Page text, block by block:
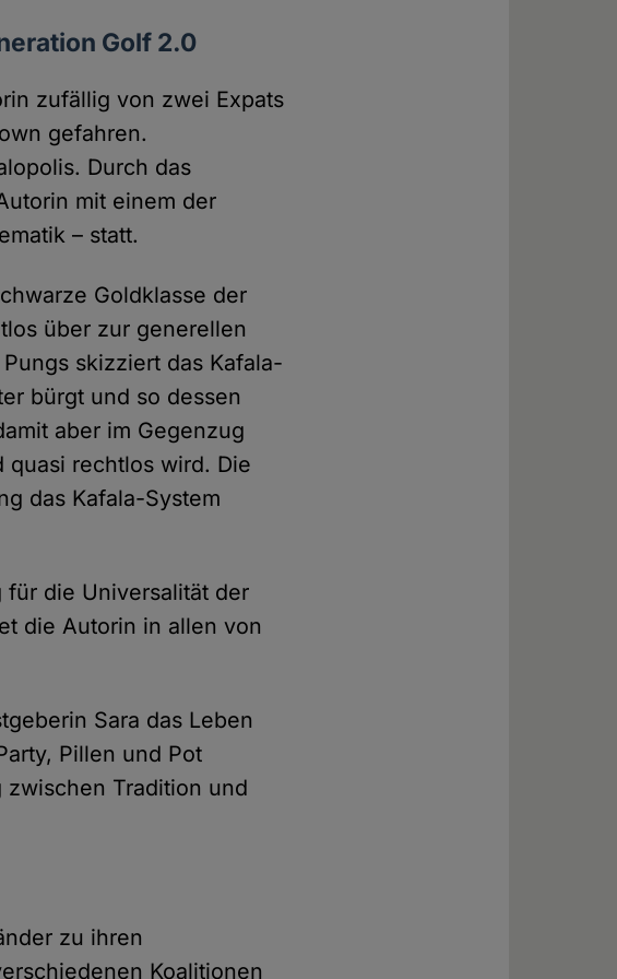
Golf 2.0
zufällig von zwei Expats
gefahren.
Durch das
mit einem der
– statt.
Goldklasse der
über zur generellen
skizziert das Kafala-
bürgt und so dessen
aber im Gegenzug
quasi rechtlos wird. Die
das Kafala-System
für die Universalität der
die Autorin in allen von
Sara das Leben
Pillen und Pot
Tradition und
zu ihren
Koalitionen